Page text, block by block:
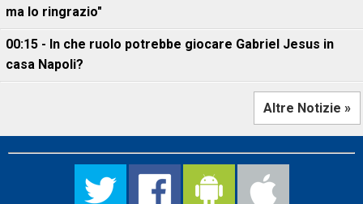
ma lo ringrazio"
00:15 - In che ruolo potrebbe giocare Gabriel Jesus in
casa Napoli?
Altre Notizie »